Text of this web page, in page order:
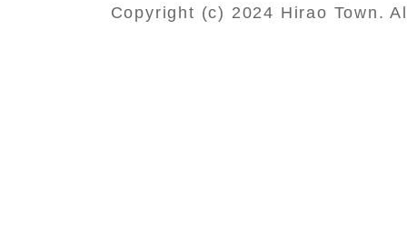
Copyright (c) 2024 Hirao Town.